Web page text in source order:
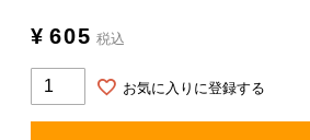
¥ 605 税込
お気に入りに登録する